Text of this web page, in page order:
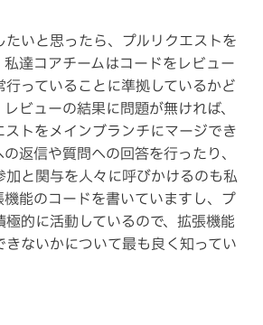
いと思ったら、プルリクエストを
達コアチームはコードをレビュー
行っていることに準拠しているかど
ビューの結果に問題が無ければ、
トをメインブランチにマージでき
返信や質問への回答を行ったり、
加と関与を人々に呼びかけるのも私
能のコードを書いていますし、プ
的に活動しているので、拡張機能
ないかについて最も良く知ってい